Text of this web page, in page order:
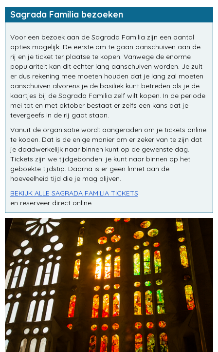
Sagrada Familia bezoeken
Voor een bezoek aan de Sagrada Familia zijn een aantal
opties mogelijk. De eerste om te gaan aanschuiven aan de
rij en je ticket ter plaatse te kopen. Vanwege de enorme
populariteit kan dit echter lang aanschuiven worden. Je zult
er dus rekening mee moeten houden dat je lang zal moeten
aanschuiven alvorens je de basiliek kunt betreden als je de
kaartjes bij de Sagrada Familia zelf wilt kopen. In de periode
mei tot en met oktober bestaat er zelfs een kans dat je
tevergeefs in de rij gaat staan.
Vanuit de organisatie wordt aangeraden om je tickets online
te kopen. Dat is de enige manier om er zeker van te zijn dat
je daadwerkelijk naar binnen kunt op de gewenste dag.
Tickets zijn we tijdgebonden: je kunt naar binnen op het
geboekte tijdstip. Daarna is er geen limiet aan de
hoeveelheid tijd die je mag blijven.
BEKIJK ALLE SAGRADA FAMILIA TICKETS
en reserveer direct online